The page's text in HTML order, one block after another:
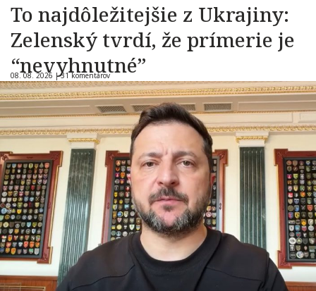
To najdôležitejšie z Ukrajiny:
Zelenský tvrdí, že prímerie je
“nevyhnutné”
08. 08. 2026 |31 komentárov